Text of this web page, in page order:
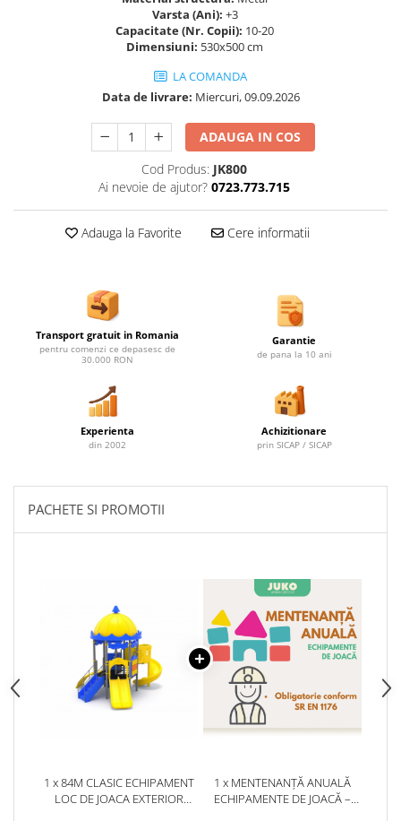
Ghivece de exterior
Ghivece din beton
Stalpi / bolarzi de delimitare
pentru trotuar
Cismea stradala / gradina
Tomberoane si Pubele de Gunoi
Mobilier urban DIZABILITATI
Varsta (Ani): +3
Capacitate (Nr. Copii): 10-20
Dimensiuni: 530x500 cm
LA COMANDA
Data de livrare: Miercuri, 09.09.2026
ADAUGA IN COS
Cod Produs: JK800
Ai nevoie de ajutor? 0723.773.715
Adauga la Favorite Cere informatii
Transport gratuit in Romania
pentru comenzi ce depasesc de
30.000 RON
Garantie
de pana la 10 ani
Experienta
din 2002
Achizitionare
prin SICAP / SICAP
PACHETE SI PROMOTII
1 x 84M CLASIC ECHIPAMENT
LOC DE JOACA EXTERIOR
1 x MENTENANȚĂ ANUALĂ
ECHIPAMENTE DE JOACĂ –